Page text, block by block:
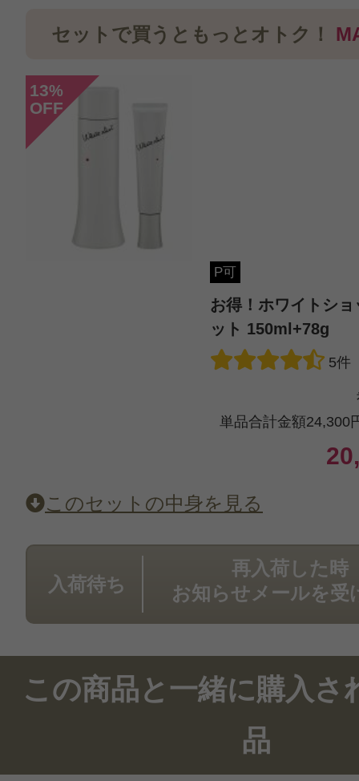
2件のレビュー
総合評価：
感じた効能：低刺激・敏感肌
購入品：ホワイトショット MX
軽い肌触りのジェルです。夏の日焼
ていました。蓋を開けると…なんと
ていました。3プッシュぐらい使っ
と保湿されました。ただ、ホワイト
かどうかというと、うーん…。分か
用感は大好きです。乾燥しない大人
ングですね。
成美 様／50代前半
購入品：ホワイトショット MX
セットで買うともっとオトク！
13%
OFF
P可
お得！ホワイトシ
ット 150ml+78g
5件
単品合計金額24,300
このセットの中身を見る
入荷待ち
再入荷した時
お知らせメールを受
この商品と一緒に購入さ
品